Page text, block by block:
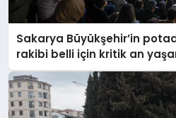
Sakarya Büyükşehir’in
rakibi belli için kritik an